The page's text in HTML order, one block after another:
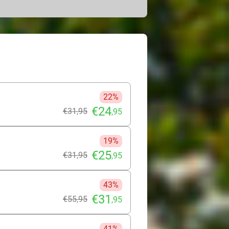
op wintersport bent. Met diverse
sneeuwbeleving compleet. Dat
22%
€31,95 €24,95
19%
€31,95 €25,95
43%
€55,95 €31 ,95